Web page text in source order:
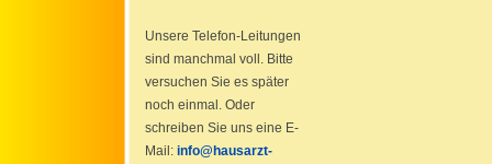
Unsere Telefon-Leitungen
sind manchmal voll. Bitte
versuchen Sie es später
noch einmal. Oder
schreiben Sie uns eine E-
Mail: info@hausarzt-